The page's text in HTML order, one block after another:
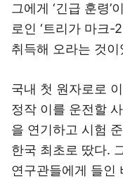
그에게 ‘긴급 훈령
로인 ‘트리가 마크-
취득해 오라는 것이
국내 첫 원자로로
정작 이를 운전할
을 연기하고 시험
한국 최초로 땄다.
연구관들에게 들인